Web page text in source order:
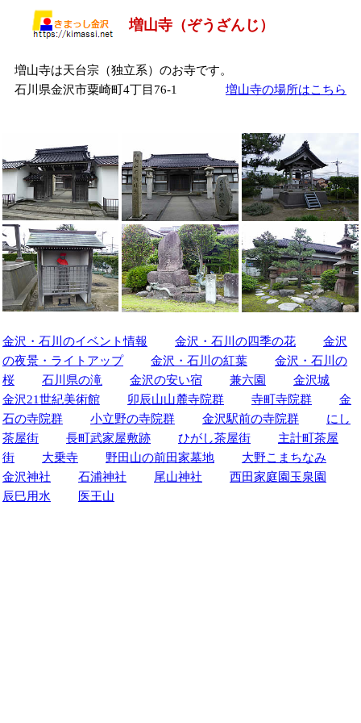
増山寺（ぞうざんじ）
増山寺は天台宗（独立系）のお寺です。
石川県金沢市粟崎町4丁目76-1 増山寺の場所はこちら
金沢・石川のイベント情報 金沢・石川の四季の花
金沢
の夜景・ライトアップ
金沢・石川の紅葉
金沢・石川の
桜
石川県の滝 金沢の安い宿 兼六園
金沢城
金沢21世紀美術館
卯辰山山麓寺院群 寺町寺院群
金
石の寺院群
小立野の寺院群 金沢駅前の寺院群
にし
茶屋街
長町武家屋敷跡 ひがし茶屋街
主計町茶屋
街
大乗寺 野田山の前田家墓地
大野こまちなみ
金沢神社
石浦神社 尾山神社
西田家庭園玉泉園
辰巳用水
医王山